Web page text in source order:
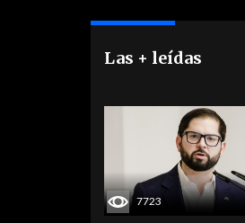
Las + leídas
7723